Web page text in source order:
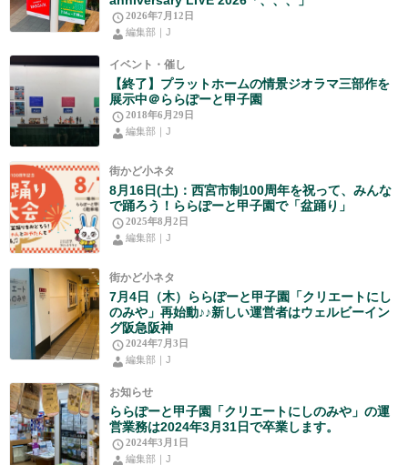
2026年7月12日
編集部｜J
イベント・催し
【終了】プラットホームの情景ジオラマ三部作を
展示中＠ららぽーと甲子園
2018年6月29日
編集部｜J
街かど小ネタ
8月16日(土)：西宮市制100周年を祝って、みんな
で踊ろう！ららぽーと甲子園で「盆踊り」
2025年8月2日
編集部｜J
街かど小ネタ
7月4日（木）ららぽーと甲子園「クリエートにし
のみや」再始動♪♪新しい運営者はウェルビーイン
グ阪急阪神
2024年7月3日
編集部｜J
お知らせ
ららぽーと甲子園「クリエートにしのみや」の運
営業務は2024年3月31日で卒業します。
2024年3月1日
編集部｜J